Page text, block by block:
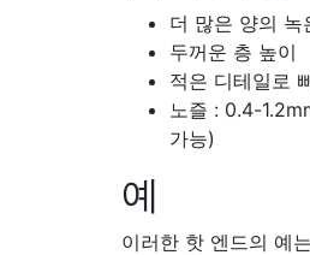
더 많은 양의 녹
두꺼운 층 높이
적은 디테일로
노즐 : 0.4-
가능)
예
이러한 핫 엔드의 예